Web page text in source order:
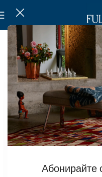
Абонирайте
-30%